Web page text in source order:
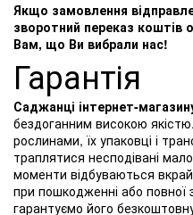
Якщо замовлення
зворотний переказ коштів
Вам, що Ви вибрали нас!
Гарантія
Саджанці інтернет-
бездоганним високою
рослинами, їх упаковці і
траплятися несподівані
моменти відбуваються
при пошкодженні або повної
гарантуємо його